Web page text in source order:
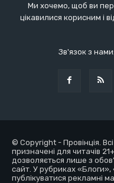
Ми хочемо, щоб ви
цікавилися корисним і
Зв'язок з нами:
© Copyright - Провінція.
призначені для читачів
дозволяється лише з
сайт. У рубриках «Блоги»,
публікуватися рекламні